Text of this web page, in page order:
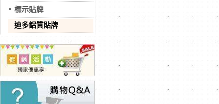
標示貼牌
迪多鋁質貼牌